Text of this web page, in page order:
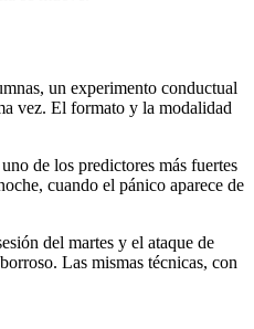
un experimento conductual
vez. El formato y la modalidad
de los predictores más fuertes
cuando el pánico aparece de
del martes y el ataque de
Las mismas técnicas, con